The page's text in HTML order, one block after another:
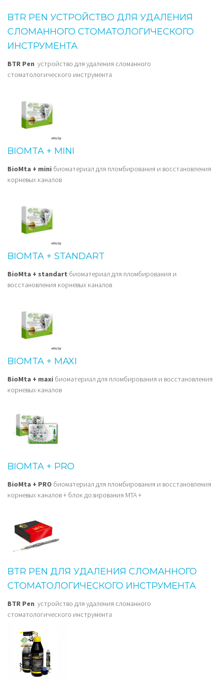
BTR PEN УСТРОЙСТВО ДЛЯ УДАЛЕНИЯ
СЛОМАННОГО СТОМАТОЛОГИЧЕСКОГО
ИНСТРУМЕНТА
BTR Pen устройство для удаления сломанного
стоматологического инструмента
BIOMTA + MINI
BioMta + mini биоматериал для пломбирования и восстановления
корневых каналов
BIOMTA + STANDART
BioMta + standart биоматериал для пломбирования и
восстановления корневых каналов
BIOMTA + MAXI
BioMta + maxi биоматериал для пломбирования и восстановления
корневых каналов
BIOMTA + PRO
BioMta + PRO биоматериал для пломбирования и восстановления
корневых каналов + блок дозирования MTA +
BTR PEN ДЛЯ УДАЛЕНИЯ СЛОМАННОГО
СТОМАТОЛОГИЧЕСКОГО ИНСТРУМЕНТА
BTR Pen устройство для удаления сломанного
стоматологического инструмента